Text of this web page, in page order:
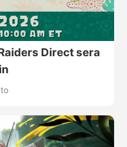
Direct sera